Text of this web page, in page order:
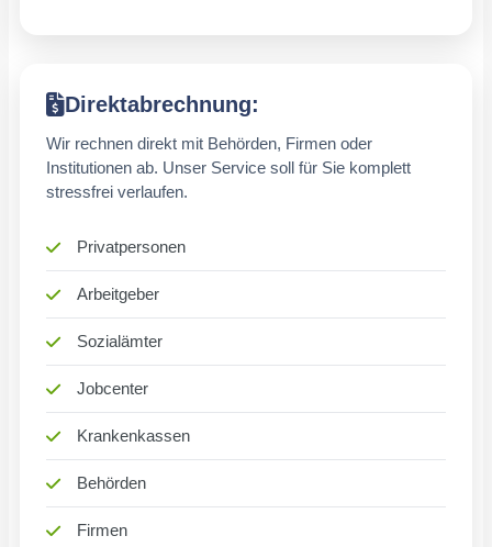
Direktabrechnung:
Wir rechnen direkt mit Behörden, Firmen oder
Institutionen ab. Unser Service soll für Sie komplett
stressfrei verlaufen.
Privatpersonen
Arbeitgeber
Sozialämter
Jobcenter
Krankenkassen
Behörden
Firmen